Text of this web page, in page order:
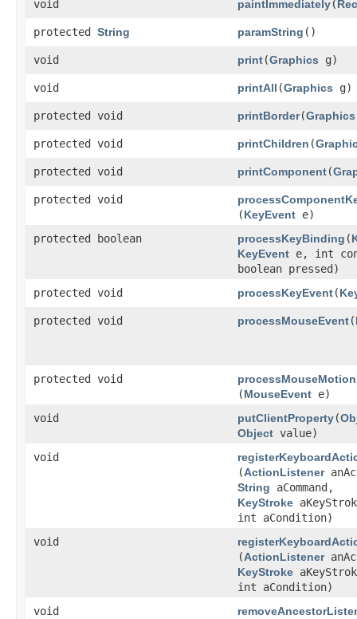
void
paintImmediately​(
protected String paramString ()
void print​(Graphics g)
void printAll ​(Graphics g)
protected void printBorder​(Graphics
protected void printChildren ​(
protected void printComponent​(
protected void
(KeyEvent e)
protected boolean
processKeyBinding ​(
KeyEvent e, int
boolean pressed)
protected void
processKeyEvent​(
protected void processMouseEvent​(
protected void
(MouseEvent e)
void
putClientProperty​(
Object value)
void
(ActionListener
String aCommand,
KeyStroke
int aCondition)
void
(ActionListener
KeyStroke
int aCondition)
void